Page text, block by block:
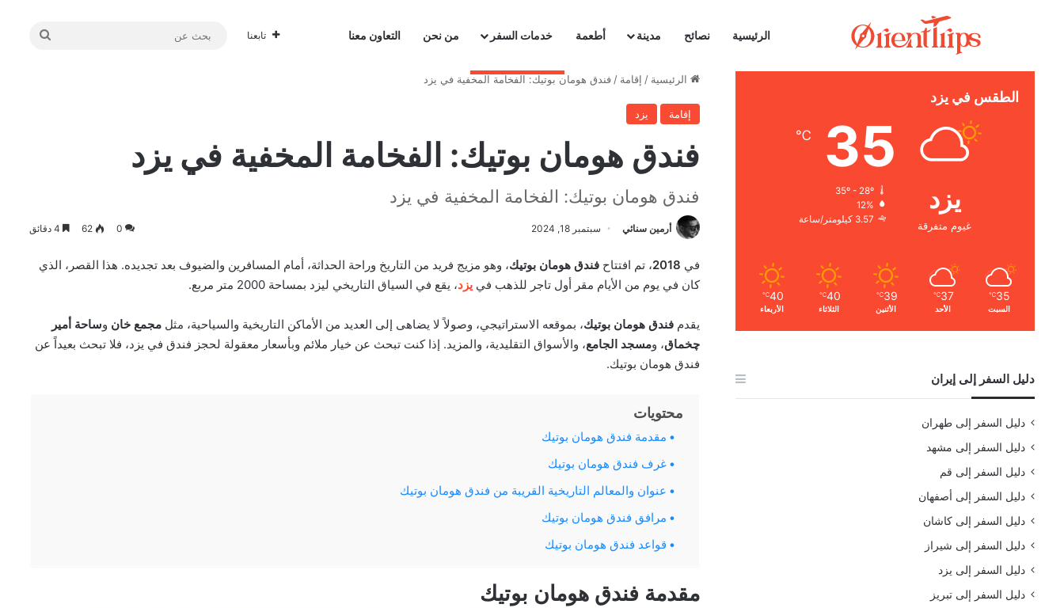
الرئيسية نصائح مدينة أطعمة خدمات السفر من نحن التعاون معنا تابعنا
بحث
الرئيسية / إقامة / فندق هومان بوتيك: الفخامة المخفية في يزد
إقامة يزد
فندق هومان بوتيك: الفخامة المخفية في يزد
فندق هومان بوتيك: الفخامة المخفية في يزد
أرمين سنائي سبتمبر 18, 2024 0
62
في 2018، تم افتتاحفندق هومان بوتيك، وهو مزيج فريد من التاريخ وراحة الحداثة، أمام المسافرين والضيوف بعد تجديده. هذا القصر، الذي
كان في يوم من الأيام مقر أول تاجر للذهب فييزد، يقع في السياق التاريخي ليزد بمساحة 2000 متر مربع.
يقدمفندق هومان بوتيك، بموقعه الاستراتيجي، وصولاً لا يضاهى إلى العديد من الأماكن التاريخية والسياحية، مثلمجمع خان وساحة أمير
چخماق، ومسجد الجامع، والأسواق التقليدية، والمزيد. إذا كنت تبحث عن خيار ملائم وبأسعار معقولة لحجز فندق في يزد، فلا تبحث بعيداً عن
فندق هومان بوتيك.
محتويات
مقدمة فندق هومان بوتيك
غرف فندق هومان بوتيك
عنوان والمعالم التاريخية القريبة من فندق هومان بوتيك
مرافق فندق هومان بوتيك
قواعد فندق هومان بوتيك
مقدمة فندق هومان بوتيك
الطقس في يزد
يزد
غيوم متفرقة
35
℃
35º - 28º
12%
3.57 كيلومتر/ساعة
35
℃
السبت
37
℃
الأحد
39
℃
الأثنين
40
℃
الثلاثاء
40
℃
الأربعاء
دليل السفر إلى إيران
دليل السفر إلى طهران
دليل السفر إلى مشهد
دليل السفر إلى قم
دليل السفر إلى أصفهان
دليل السفر إلى كاشان
دليل السفر إلى شيراز
دليل السفر إلى يزد
دليل السفر إلى تبريز